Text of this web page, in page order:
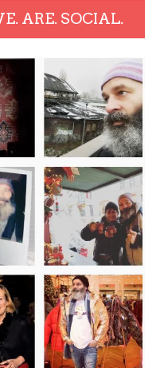
ARE. SOCIAL.